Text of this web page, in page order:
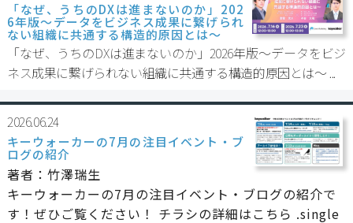
「なぜ、うちのDXは進まないのか」202
6年版～データをビジネス成果に繋げられ
ない組織に共通する構造的原因とは～
「なぜ、うちのDXは進まないのか」2026年版～データをビジ
ネス成果に繋げられない組織に共通する構造的原因とは～ ...
2026.06.24
キーウォーカーの7月の注目イベント・ブ
ログの紹介
著者：竹澤瑞生
キーウォーカーの7月の注目イベント・ブログの紹介で
す！ぜひご覧ください！ チラシの詳細はこちら .single